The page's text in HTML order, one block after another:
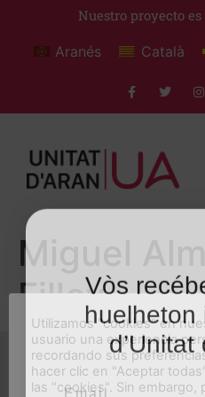
Nuestro proyecto
Aranés Català
Miguel
Filloy
Utilizamos "cookies" en
usuario una experiencia
recordando sus
hacer clic en "Aceptar
las "cookies". Sin embargo,
Vòs
huelheton
d’Unitat
Email